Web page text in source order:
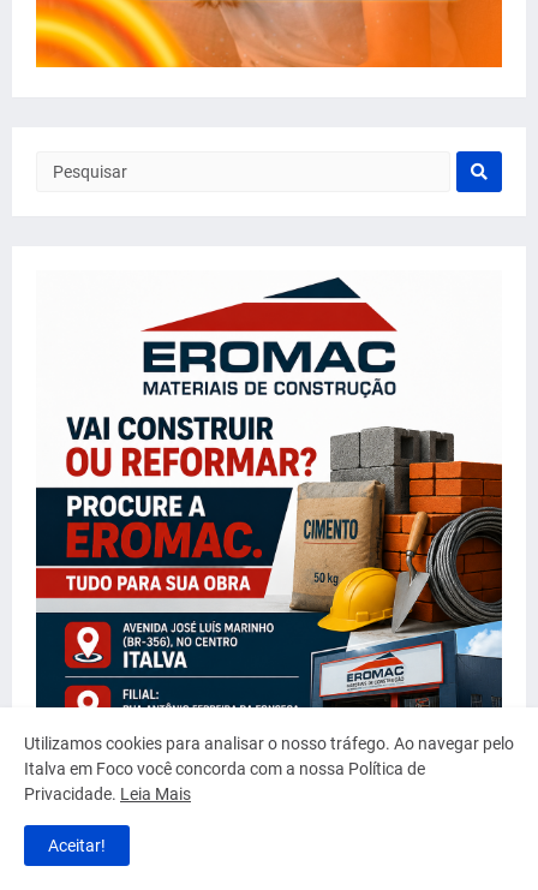
Utilizamos cookies para analisar o nosso tráfego. Ao navegar pelo
Italva em Foco você concorda com a nossa Política de
Privacidade. Leia Mais
Aceitar!